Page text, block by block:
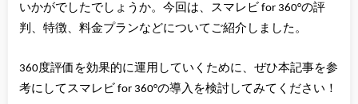
いかがでしたでしょうか。今回は、スマレビ for 360°の評
判、特徴、料金プランなどについてご紹介しました。
360度評価を効果的に運用していくために、ぜひ本記事を参
考にしてスマレビ for 360°の導入を検討してみてください！